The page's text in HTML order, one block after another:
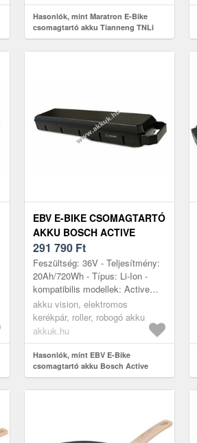
Hasonlók, mint Maratron E-Bike
csomagtartó akku Tianneng TNLi
36V 10, 4Ah 374Wh Li-Ion
EBV E-BIKE CSOMAGTARTÓ
AKKU BOSCH ACTIVE
(PLUS) / PERFORMANCE
(CX) HAJTÁSRENDSZERHEZ
36V 20AH/720WH
291 790 Ft
Feszültség: 36V - Teljesítmény:
20Ah/720Wh - Típus: Li-Ion -
kompatibilis modellek: Active
Line Active Line Plus
Performance Line Performance
Line CX
akku vision, elektromos
kerékpár, roller, robogó akku
akkuk.hu
Hasonlók, mint EBV E-Bike
csomagtartó akku Bosch Active
(Plus) / Performance (CX)
hajtásrendszerhez 36V 20Ah/720Wh